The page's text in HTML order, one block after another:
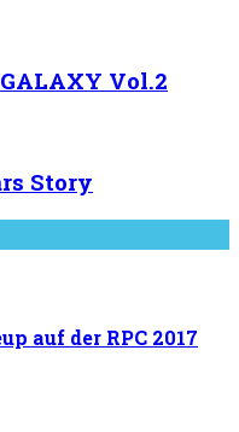
Vol.2
Story
auf der RPC 2017